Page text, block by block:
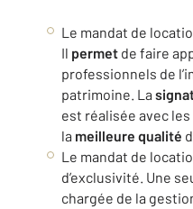
Le mandat de
Il permet de faire
professionnels de
patrimoine. La
est réalisée avec
la meilleure qualité
Le mandat de
d’exclusivité. Une
chargée de la